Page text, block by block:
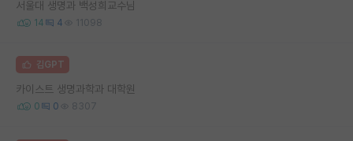
서울대 생명과 백성희교수님
14 4 11098
김GPT
카이스트 생명과학과 대학원
0 0 8307